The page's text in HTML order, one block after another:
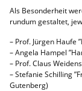
Als Besonderheit
rundum gestaltet,
– Prof. Jürgen Haufe
– Angela Hampel
– Prof. Claus
– Stefanie Schilling
Gutenberg)